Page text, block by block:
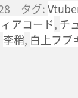
タグ:
アコード, チ
李稍, 白上フブ